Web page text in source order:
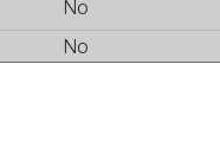
No
No